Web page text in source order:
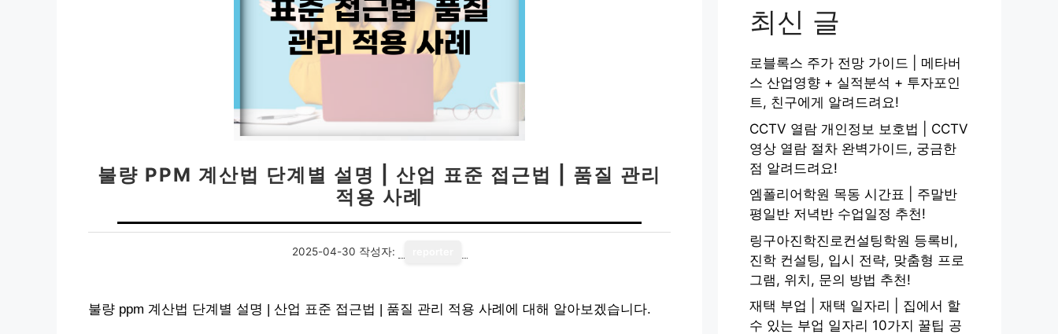
불량 PPM 계산법 단계별 설명 | 산업 표준 접근법 | 품질 관리
적용 사례
2025-04-30 작성자:
불량 ppm 계산법 단계별 설명 | 산업 표준 접근법 | 품질 관리 적용 사례에 대해 알아보겠습니다.
최신 글
로블록스 주가 전망 가이드 | 메타버
스 산업영향 + 실적분석 + 투자포인
트, 친구에게 알려드려요!
CCTV 열람 개인정보 보호법 | CCTV
영상 열람 절차 완벽가이드, 궁금한
점 알려드려요!
엠폴리어학원 목동 시간표 | 주말반
평일반 저녁반 수업일정 추천!
링구아진학진로컨설팅학원 등록비,
진학 컨설팅, 입시 전략, 맞춤형 프로
그램, 위치, 문의 방법 추천!
재택 부업 | 재택 일자리 | 집에서 할
수 있는 부업 일자리 10가지 꿀팁 공